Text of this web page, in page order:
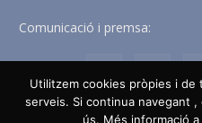
Comunicació i premsa:
Utilitzem cookies pròpies i
serveis. Si continua navegant
ús. Més informació a